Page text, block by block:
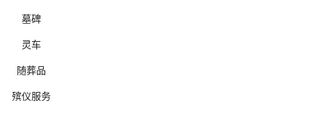
墓碑
灵车
随葬品
殡仪服务